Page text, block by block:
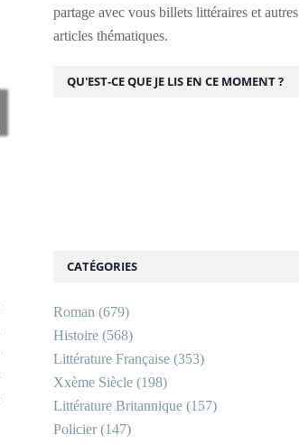
partage avec vous billets littéraires et autres
articles thématiques.
CATÉGORIES
Roman (679)
Histoire (568)
Littérature Française (353)
Xxème Siècle (198)
Littérature Britannique (157)
Policier(147)
QU'EST-CE QUE JE LIS EN CE MOMENT ?